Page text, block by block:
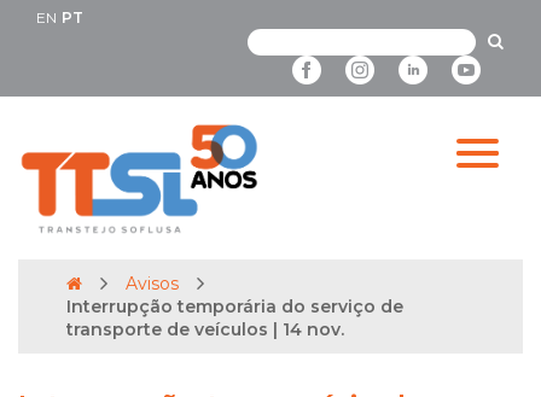
EN PT
Avisos
Interrupção temporária do serviço de
transporte de veículos | 14 nov.